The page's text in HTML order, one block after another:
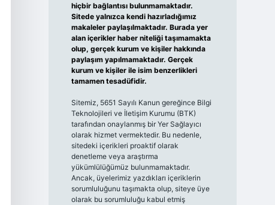
hiçbir bağlantısı bulunmamaktadır.
Sitede yalnızca kendi hazırladığımız
makaleler paylaşılmaktadır. Burada yer
alan içerikler haber niteliği taşımamakta
olup, gerçek kurum ve kişiler hakkında
paylaşım yapılmamaktadır. Gerçek
kurum ve kişiler ile isim benzerlikleri
tamamen tesadüfidir.
Sitemiz, 5651 Sayılı Kanun gereğince Bilgi
Teknolojileri ve İletişim Kurumu (BTK)
tarafından onaylanmış bir Yer Sağlayıcı
olarak hizmet vermektedir. Bu nedenle,
sitedeki içerikleri proaktif olarak
denetleme veya araştırma
yükümlülüğümüz bulunmamaktadır.
Ancak, üyelerimiz yazdıkları içeriklerin
sorumluluğunu taşımakta olup, siteye üye
olarak bu sorumluluğu kabul etmiş